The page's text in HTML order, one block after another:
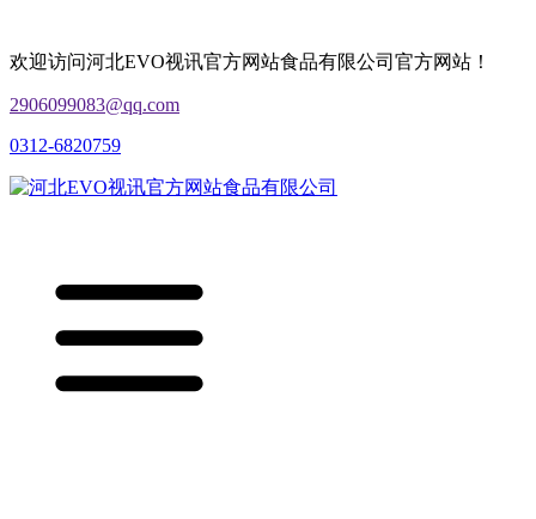
欢迎访问河北EVO视讯官方网站食品有限公司官方网站！
2906099083@qq.com
0312-6820759